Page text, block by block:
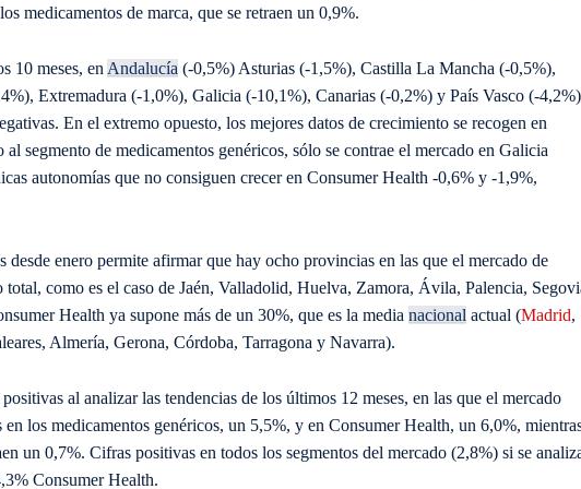
medicamentos de marca, que se retraen un 0,9%.
10 meses, en Andalucía (-0,5%) Asturias (-1,5%), Castilla La Mancha (-0,5%),
Extremadura (-1,0%), Galicia (-10,1%), Canarias (-0,2%) y País Vasco (-4,2%)
En el extremo opuesto, los mejores datos de crecimiento se recogen en
segmento de medicamentos genéricos, sólo se contrae el mercado en Galicia
autonomías que no consiguen crecer en Consumer Health -0,6% y -1,9%,
enero permite afirmar que hay ocho provincias en las que el mercado de
total, como es el caso de Jaén, Valladolid, Huelva, Zamora, Ávila, Palencia,
Health ya supone más de un 30%, que es la media nacional actual (Madrid,
Almería, Gerona, Córdoba, Tarragona y Navarra).
al analizar las tendencias de los últimos 12 meses, en las que el mercado
los medicamentos genéricos, un 5,5%, y en Consumer Health, un 6,0%,
un 0,7%. Cifras positivas en todos los segmentos del mercado (2,8%) si se
Consumer Health.